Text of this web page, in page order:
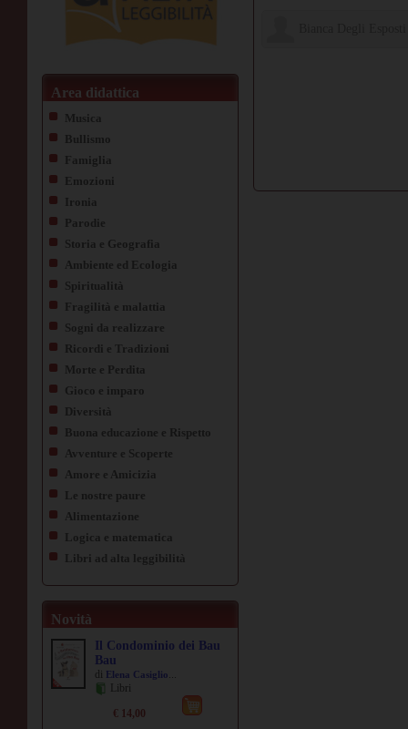
Area didattica
Musica
Bullismo
Famiglia
Emozioni
Ironia
Parodie
Storia e Geografia
Ambiente ed Ecologia
Spiritualità
Fragilità e malattia
Sogni da realizzare
Ricordi e Tradizioni
Morte e Perdita
Gioco e imparo
Diversità
Buona educazione e Rispetto
Avventure e Scoperte
Amore e Amicizia
Le nostre paure
Alimentazione
Logica e matematica
Libri ad alta leggibilità
Novità
Il Condominio dei Bau
Bau
di Elena Casiglio...
Libri
€ 14,00